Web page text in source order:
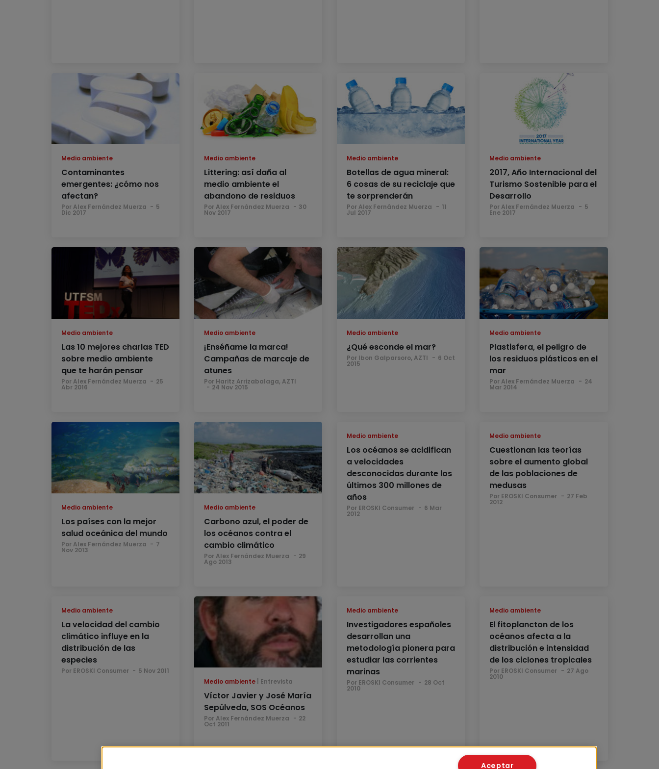
Medio ambiente
Contaminantes
emergentes: ¿cómo nos
afectan?
Por Alex Fernández Muerza 5
Dic 2017
Medio ambiente
Littering: así daña al
medio ambiente el
abandono de residuos
Por Alex Fernández Muerza 30
Nov 2017
Medio ambiente
Botellas de agua mineral:
6 cosas de su reciclaje que
te sorprenderán
Por Alex Fernández Muerza 11
Jul 2017
Medio ambiente
2017, Año Internacional del
Turismo Sostenible para el
Desarrollo
Por Alex Fernández Muerza 5
Ene 2017
Medio ambiente
Las 10 mejores charlas TED
sobre medio ambiente
que te harán pensar
Por Alex Fernández Muerza 25
Abr 2016
Medio ambiente
¡Enséñame la marca!
Campañas de marcaje de
atunes
Por Haritz Arrizabalaga, AZTI
24 Nov 2015
Medio ambiente
¿Qué esconde el mar?
Por Ibon Galparsoro, AZTI 6 Oct
2015
Medio ambiente
Plastisfera, el peligro de
los residuos plásticos en el
mar
Por Alex Fernández Muerza 24
Mar 2014
Medio ambiente
Los países con la mejor
salud oceánica del mundo
Por Alex Fernández Muerza 7
Nov 2013
Medio ambiente
Carbono azul, el poder de
los océanos contra el
cambio climático
Por Alex Fernández Muerza 29
Ago 2013
Medio ambiente
Los océanos se acidifican
a velocidades
desconocidas durante los
últimos 300 millones de
años
Por EROSKI Consumer 6 Mar
2012
Medio ambiente
Cuestionan las teorías
sobre el aumento global
de las poblaciones de
medusas
Por EROSKI Consumer 27 Feb
2012
Medio ambiente
La velocidad del cambio
climático influye en la
distribución de las
especies
Por EROSKI Consumer
5 Nov 2011
Medio ambiente
Entrevista
Víctor Javier y José María
Sepúlveda, SOS Océanos
Por Alex Fernández Muerza 22
Oct 2011
Medio ambiente
Investigadores españoles
desarrollan una
metodología pionera para
estudiar las corrientes
marinas
Por EROSKI Consumer 28 Oct
2010
Medio ambiente
El fitoplancton de los
océanos afecta a la
distribución e intensidad
de los ciclones tropicales
Por EROSKI Consumer 27 Ago
2010
Aceptar